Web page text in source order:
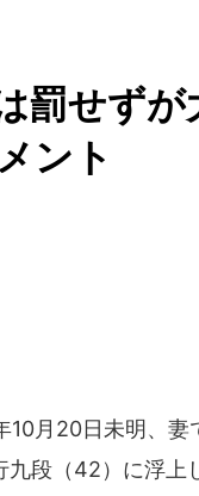
罰せず
ント
月20日未明、妻
九段（42）に浮上